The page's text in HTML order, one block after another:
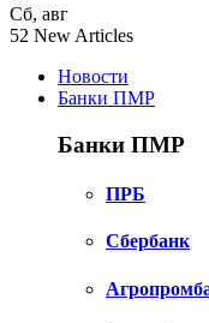
Сб, авг
52 New Articles
Новости
Банки ПМР
Банки ПМР
ПРБ
Сбербанк